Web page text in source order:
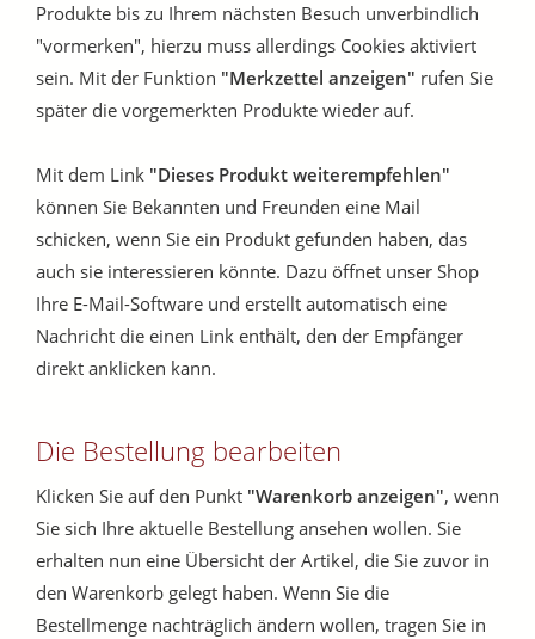
Produkte bis zu Ihrem nächsten Besuch unverbindlich
"vormerken", hierzu muss allerdings Cookies aktiviert
sein. Mit der Funktion "Merkzettel anzeigen" rufen Sie
später die vorgemerkten Produkte wieder auf.
Mit dem Link "Dieses Produkt weiterempfehlen"
können Sie Bekannten und Freunden eine Mail
schicken, wenn Sie ein Produkt gefunden haben, das
auch sie interessieren könnte. Dazu öffnet unser Shop
Ihre E-Mail-Software und erstellt automatisch eine
Nachricht die einen Link enthält, den der Empfänger
direkt anklicken kann.
Die Bestellung bearbeiten
Klicken Sie auf den Punkt "Warenkorb anzeigen", wenn
Sie sich Ihre aktuelle Bestellung ansehen wollen. Sie
erhalten nun eine Übersicht der Artikel, die Sie zuvor in
den Warenkorb gelegt haben. Wenn Sie die
Bestellmenge nachträglich ändern wollen, tragen Sie in